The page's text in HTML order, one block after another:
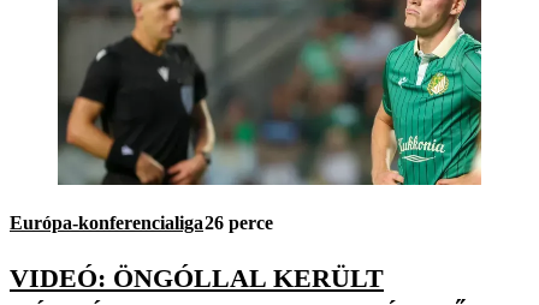
Európa-konferencialiga26 perce
VIDEÓ: ÖNGÓLLAL KERÜLT